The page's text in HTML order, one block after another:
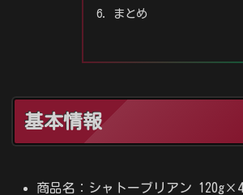
まとめ
基本情報
商品名：シャトーブリアン 120g×4